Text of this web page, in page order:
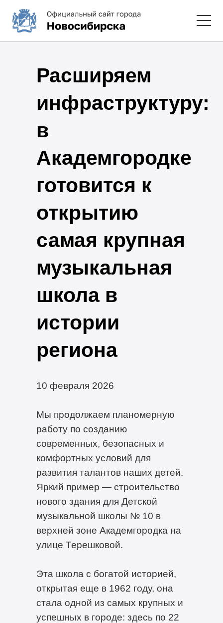
Расширяем
инфраструктуру:
в
Академгородке
готовится к
открытию
самая крупная
музыкальная
школа в
истории
региона
10 февраля 2026
Мы продолжаем планомерную
работу по созданию
современных, безопасных и
комфортных условий для
развития талантов наших детей.
Яркий пример — строительство
нового здания для Детской
музыкальной школы № 10 в
верхней зоне Академгородка на
улице Терешковой.
Эта школа с богатой историей,
открытая еще в 1962 году, она
стала одной из самых крупных и
успешных в городе: здесь по 22